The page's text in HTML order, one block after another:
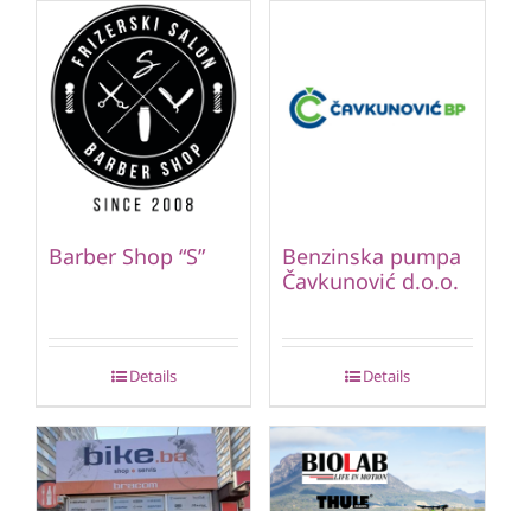
Barber Shop “S”
Details
Benzinska pumpa
Čavkunović d.o.o.
Details